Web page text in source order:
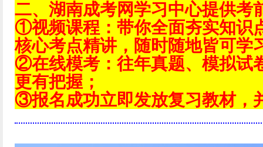
二、湖南成考网学习中心提供考
①视频课程：带你全面夯实知识
核心考点精讲，随时随地皆可学
②在线模考：往年真题、模拟试
更有把握；
③报名成功立即发放复习教材，